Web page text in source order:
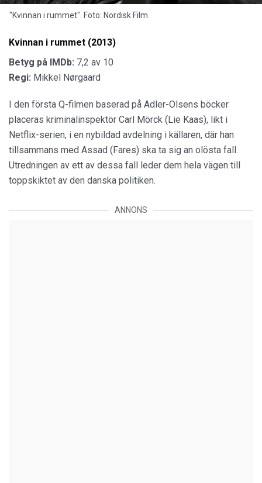
"Kvinnan i rummet". Foto: Nordisk Film.
Kvinnan i rummet (2013)
Betyg på IMDb: 7,2 av 10
Regi: Mikkel Nørgaard
I den första Q-filmen baserad på Adler-Olsens böcker
placeras kriminalinspektör Carl Mörck (Lie Kaas), likt i
Netflix-serien, i en nybildad avdelning i källaren, där han
tillsammans med Assad (Fares) ska ta sig an olösta fall.
Utredningen av ett av dessa fall leder dem hela vägen till
toppskiktet av den danska politiken.
ANNONS